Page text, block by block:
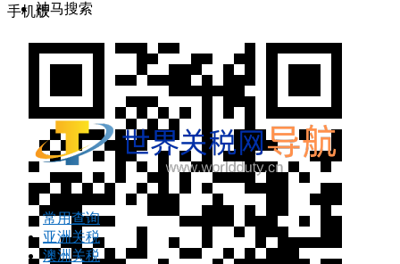
神马搜索
手机版
常用查询
亚洲关税
澳洲关税